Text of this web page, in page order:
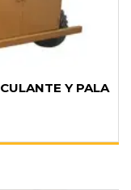
Y PALA